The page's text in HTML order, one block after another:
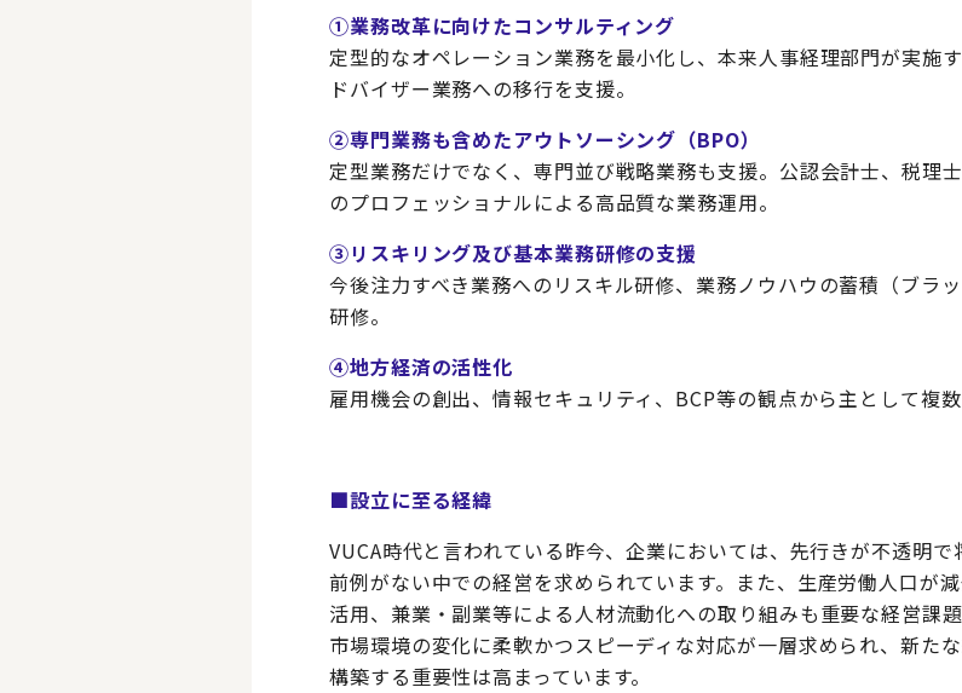
①業務改革に向けたコンサルティング
定型的なオペレーション業務を最小化し、本来人事経理部門が実施
ドバイザー業務への移行を支援。
②専門業務も含めたアウトソーシング（BPO）
定型業務だけでなく、専門並び戦略業務も支援。公認会計士、税理
のプロフェッショナルによる高品質な業務運用。
③リスキリング及び基本業務研修の支援
今後注力すべき業務へのリスキル研修、業務ノウハウの蓄積（ブラ
研修。
④地方経済の活性化
雇用機会の創出、情報セキュリティ、BCP等の観点から主として複
■設立に至る経緯
VUCA時代と言われている昨今、企業においては、先行きが不透明で
前例がない中での経営を求められています。また、生産労働人口が
活用、兼業・副業等による人材流動化への取り組みも重要な経営課
市場環境の変化に柔軟かつスピーディな対応が一層求められ、新た
構築する重要性は高まっています。